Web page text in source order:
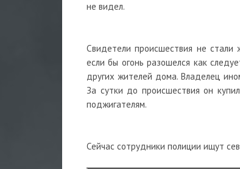
не видел.
Свидетели происшествия не
если бы огонь разошелся как
других жителей дома. Владелец
За сутки до происшествия он
поджигателям.
Сейчас сотрудники полиции ищут